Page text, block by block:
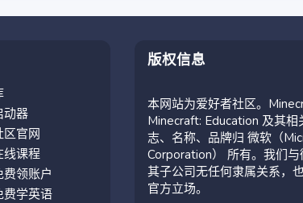
动器
官网
课程
领账户
学英语
版权信息
本网站为爱好者社区。
Minecraft: Education 及其相
志、名称、品牌归 微软（
Corporation） 所有。我们与
其子公司无任何隶属关系，
官方立场。